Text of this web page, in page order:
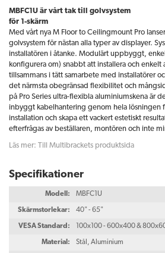
MBFC1U är vårt tak till golvsystem
för 1-skärm
Med vårt nya M Floor to Ceilingmount Pro
golvsystem för nästan alla typer av displayer.
installatören i åtanke. Modulärt uppbyggt,
konfigurera om) snabbt att installera och enkelt
tillsammans i tätt samarbete med installatörer
det närmsta obegränsad flexibilitet och
på Pro Series ultra-flexibla aluminiumskena är
inbyggt kabelhantering genom hela lösningen
installation och skapa ett vackert estetiskt
efterfrågas av beställaren, montören och inte
Läs mer: Till Multibrackets produktsida
Specifikationer
Modell: MBFC1U
Skärmstorlekar: 40" - 65"
VESA Standard: 100x100 - 600x400 &
Material: Stål, Aluminium